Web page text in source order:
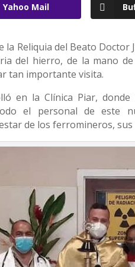
Yahoo Mail
la Reliquia del Beato
del hierro, de la mano
tan importante visita.
en la Clínica Piar,
el personal de este
de los ferromineros,